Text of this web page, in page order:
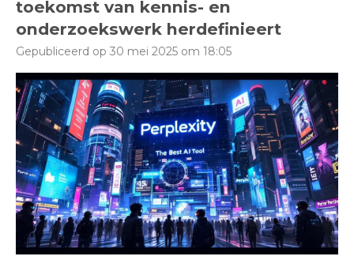
toekomst van kennis- en
onderzoekswerk herdefinieert
Gepubliceerd op 30 mei 2025 om 18:05